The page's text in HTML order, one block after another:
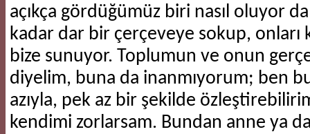
açıkça gördüğümüz biri nasıl oluyor
kadar dar bir çerçeveye sokup, onları
bize sunuyor. Toplumun ve onun
diyelim, buna da inanmıyorum; ben
azıyla, pek az bir şekilde
kendimi zorlarsam. Bundan anne ya